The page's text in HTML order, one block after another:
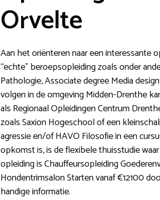
Orvelte
Aan het oriënteren naar een interessante
“echte” beroepsopleiding zoals onder
Pathologie, Associate degree Media
volgen in de omgeving Midden-Drenthe
als Regionaal Opleidingen Centrum
zoals Saxion Hogeschool of een
agressie en/of HAVO Filosofie in een
opkomst is, is de flexibele thuisstudie
opleiding is Chauffeursopleiding
Hondentrimsalon Starten vanaf €12100
handige informatie.